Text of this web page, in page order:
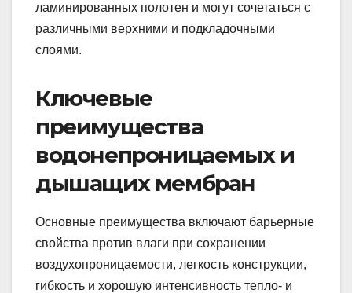
ламинированных полотен и могут сочетаться с
различными верхними и подкладочными
слоями.
Ключевые
преимущества
водонепроницаемых и
дышащих мембран
Основные преимущества включают барьерные
свойства против влаги при сохранении
воздухопроницаемости, легкость конструкции,
гибкость и хорошую интенсивность тепло- и